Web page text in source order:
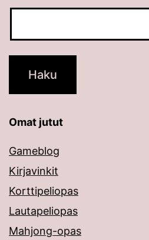
Omat jutut
Gameblog
Kirjavinkit
Korttipeliopas
Lautapeliopas
Mahjong-opas